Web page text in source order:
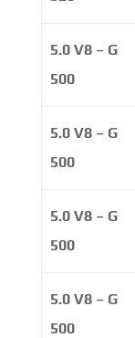
5.0 V8 – G
500
5.0 V8 – G
500
5.0 V8 – G
500
5.0 V8 – G
500